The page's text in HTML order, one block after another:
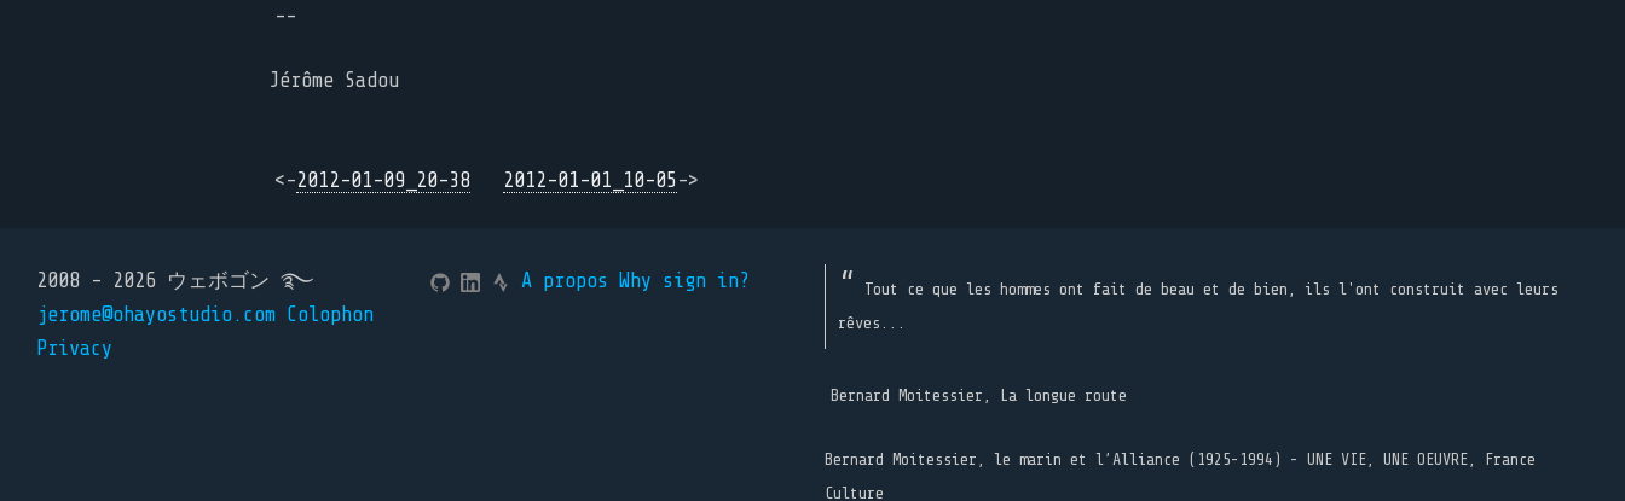
--
Jérôme Sadou
<-2012-01-09_20-38 2012-01-01_10-05->
2008 - 2026 ウェボゴン ࿐
jerome@ohayostudio.com Colophon
Privacy
A propos Why sign in?
Tout ce que les hommes ont fait de beau et de bien, ils l'ont construit avec leurs
rêves...
Bernard Moitessier, La longue route
Bernard Moitessier, le marin et l’Alliance (1925-1994) - UNE VIE, UNE OEUVRE, France
Culture